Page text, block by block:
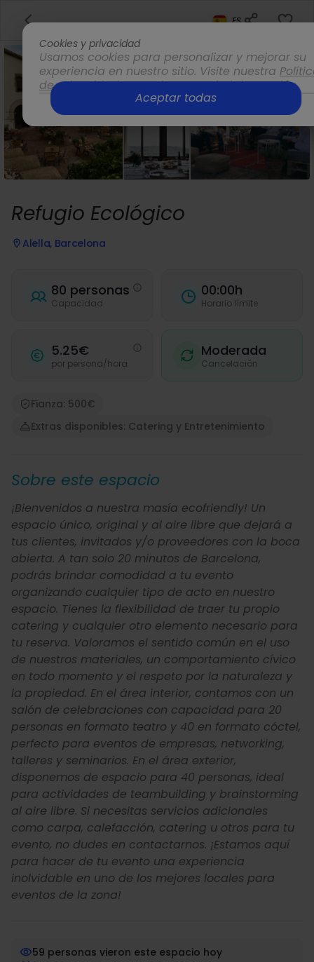
ES
Refugio Ecológico
Alella, Barcelona
80 personas
Capacidad
00:00h
Horario límite
5.25€
por persona/hora
Moderada
Cancelación
Fianza: 500€
Extras disponibles: Catering y Entretenimiento
Sobre este espacio
¡Bienvenidos a nuestra masía ecofriendly! Un
espacio único, original y al aire libre que dejará a
tus clientes, invitados y/o proveedores con la boca
abierta. A tan solo 20 minutos de Barcelona,
podrás brindar comodidad a tu evento
organizando cualquier tipo de acto en nuestro
espacio. Tienes la flexibilidad de traer tu propio
catering y cualquier otro elemento necesario para
tu reserva. Valoramos el sentido común en el uso
de nuestros materiales, un comportamiento cívico
en todo momento y el respeto por la naturaleza y
la propiedad. En el área interior, contamos con un
salón de celebraciones con capacidad para 20
personas en formato teatro y 40 en formato cóctel,
perfecto para eventos de empresas, networking,
talleres y seminarios. En el área exterior,
disponemos de espacio para 40 personas, ideal
para actividades de teambuilding y brainstorming
al aire libre. Si necesitas servicios adicionales
como carpa, calefacción, catering u otros para tu
evento, no dudes en contactarnos. ¡Estamos aquí
para hacer de tu evento una experiencia
inolvidable en uno de los mejores locales para
eventos de la zona!
59 personas vieron este espacio hoy
Cookies y privacidad
Usamos cookies para personalizar y mejorar su
experiencia en nuestro sitio. Visite nuestra
de privacidadpara obtener más información.
Opciones
Aceptar todas